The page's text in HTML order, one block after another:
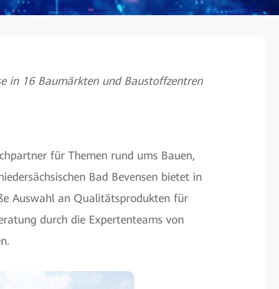
in 16 Baumärkten und Baustoffzentren
für Themen rund ums Bauen,
Bad Bevensen bietet in
Auswahl an Qualitätsprodukten für
durch die Expertenteams von